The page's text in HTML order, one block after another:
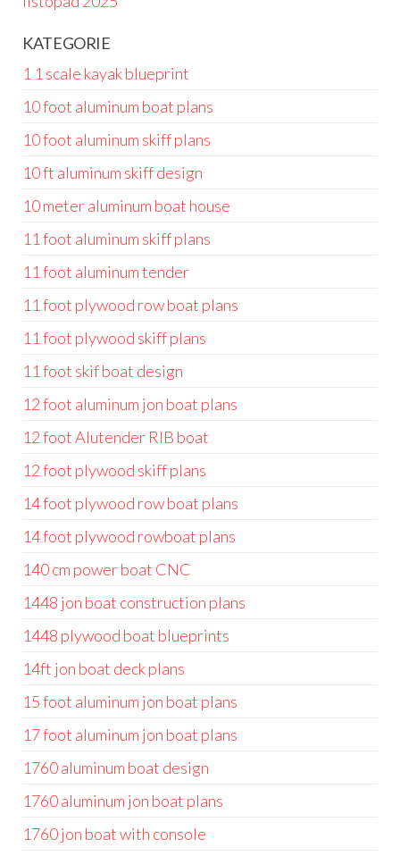
KATEGORIE
1 1 scale kayak blueprint
10 foot aluminum boat plans
10 foot aluminum skiff plans
10 ft aluminum skiff design
10 meter aluminum boat house
11 foot aluminum skiff plans
11 foot aluminum tender
11 foot plywood row boat plans
11 foot plywood skiff plans
11 foot skif boat design
12 foot aluminum jon boat plans
12 foot Alutender RIB boat
12 foot plywood skiff plans
14 foot plywood row boat plans
14 foot plywood rowboat plans
140 cm power boat CNC
1448 jon boat construction plans
1448 plywood boat blueprints
14ft jon boat deck plans
15 foot aluminum jon boat plans
17 foot aluminum jon boat plans
1760 aluminum boat design
1760 aluminum jon boat plans
1760 jon boat with console